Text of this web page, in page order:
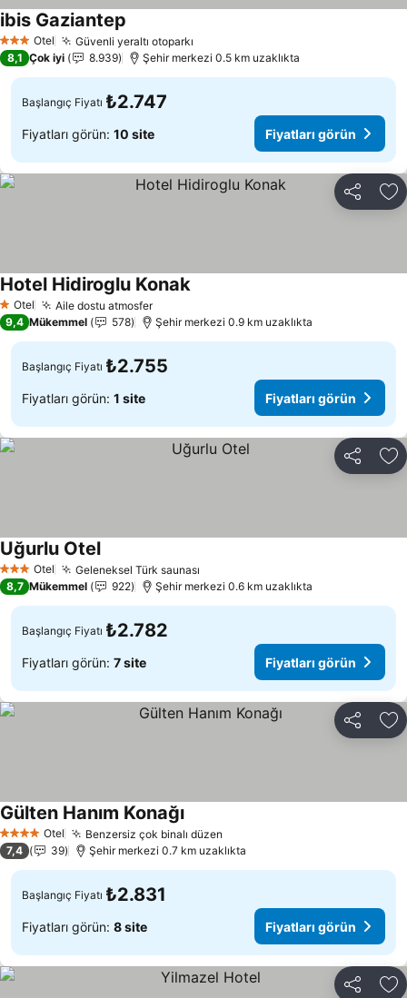
3 YıldızOtel Güvenli yeraltı otoparkı
ibis Gaziantep
8,1 Çok iyi 8.939 Şehir merkezi 0.5 km uzaklıkta
Başlangıç Fiyatı ₺2.747
Fiyatları görün: 10 site Fiyatları görün
Paylaş
1 Yıldız
Otel Aile dostu atmosferFiyatları görün
Hotel Hidiroglu KonakFiyatları görün
9,4 Mükemmel 578 Şehir merkezi 0.9 km uzaklıkta
Başlangıç Fiyatı ₺2.755
Fiyatları görün: 1 site Fiyatları görün
Paylaş
3 YıldızOtel Geleneksel Türk saunası
Uğurlu OtelFiyatları görün
8,7 Mükemmel 922 Şehir merkezi 0.6 km uzaklıkta
Başlangıç Fiyatı ₺2.782
Fiyatları görün: 7 site Fiyatları görün
Paylaş
4 Yıldız Otel Benzersiz çok binalı düzen
Gülten Hanım KonağıFiyatları görün
7,4 39 Şehir merkezi 0.7 km uzaklıkta
Başlangıç Fiyatı ₺2.831
Fiyatları görün: 8 site Fiyatları görün
Paylaş